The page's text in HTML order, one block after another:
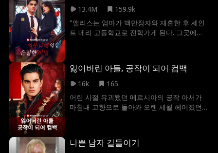
13.4M
159.9k
"앨리스는 엄마가 백만장자와 재혼한 후 세인
트 메리 고등학교로 전학가게 된다. 그곳에서
면 거부할 수 없는 두 사람의 케미가 전혀 다른
감정으로 바뀌게 될까?"
잃어버린 아들, 공작이 되어 컴백
16k
165
어린 시절 유괴됐던 메르시아의 공작 아서가
마침내 고향으로 돌아와 오랜 세월 헤어졌던
복수를 이뤄낼 수 있을까?
나쁜 남자 길들이기